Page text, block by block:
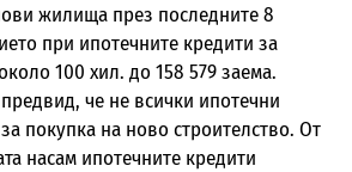
жилища през последните 8
при ипотечните кредити за
100 хил. до 158 579 заема.
че не всички ипотечни
покупка на ново строителство. От
насам ипотечните кредити